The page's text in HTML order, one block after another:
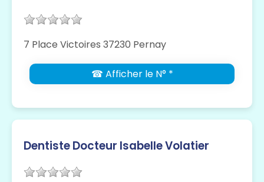
7 Place Victoires 37230 Pernay
☎ Afficher le N° *
Dentiste Docteur Isabelle Volatier